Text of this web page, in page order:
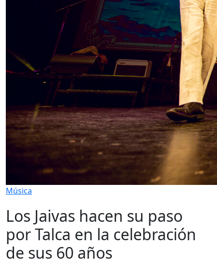
Música
Los Jaivas hacen su paso
por Talca en la celebración
de sus 60 años